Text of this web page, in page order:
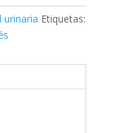
urinaria Etiquetas: